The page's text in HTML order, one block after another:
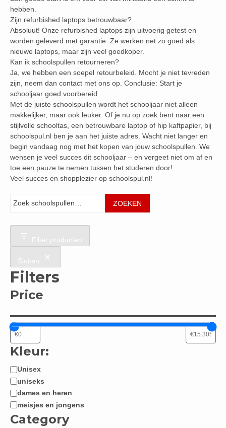
hebben.
Zijn refurbished laptops betrouwbaar?
Absoluut! Onze refurbished laptops zijn uitvoerig getest en
worden geleverd met garantie. Ze werken net zo goed als
nieuwe laptops, maar zijn veel goedkoper.
Kan ik schoolspullen retourneren?
Ja, we hebben een soepel retourbeleid. Mocht je niet tevreden
zijn, neem dan contact met ons op. Conclusie: Start je
schooljaar goed voorbereid
Met de juiste schoolspullen wordt het schooljaar niet alleen
makkelijker, maar ook leuker. Of je nu op zoek bent naar een
stijlvolle schooltas, een betrouwbare laptop of hip kaftpapier, bij
schoolspul.nl ben je aan het juiste adres. Wacht niet langer en
begin vandaag nog met het kopen van jouw schoolspullen. We
wensen je veel succes dit schooljaar – en vergeet niet om af en
toe een pauze te nemen tussen het studeren door!
Veel succes en shopplezier op schoolspul.nl!
Zoeken
ZOEKEN
Filter producten
Sluiten
Filters
Price
Kleur:
Jongen
/
Meisje:
Unisex
uniseks
dames en heren
meisjes en jongens
Category